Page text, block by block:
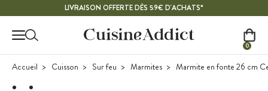
LIVRAISON OFFERTE DÈS 59€ D'ACHATS*
0
Accueil Cuisson Sur feu Marmites Marmite en fonte 26 cm